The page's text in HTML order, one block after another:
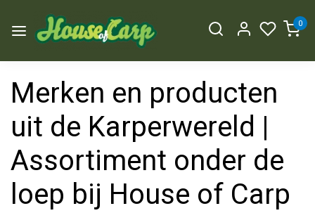
0
Merken en producten
uit de Karperwereld |
Assortiment onder de
loep bij House of Carp